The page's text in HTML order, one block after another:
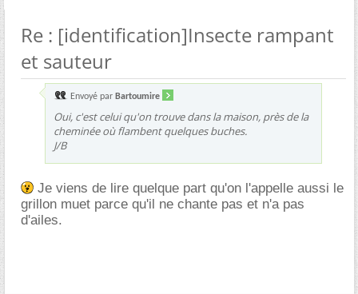
Re : [identification]Insecte rampant
et sauteur
Envoyé par Bartoumire
Oui, c'est celui qu'on trouve dans la maison, près de la
cheminée où flambent quelques buches.
J/B
Je viens de lire quelque part qu'on l'appelle aussi le
grillon muet parce qu'il ne chante pas et n'a pas
d'ailes.